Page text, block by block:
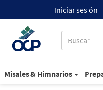
Iniciar sesión
Misales & Himnarios